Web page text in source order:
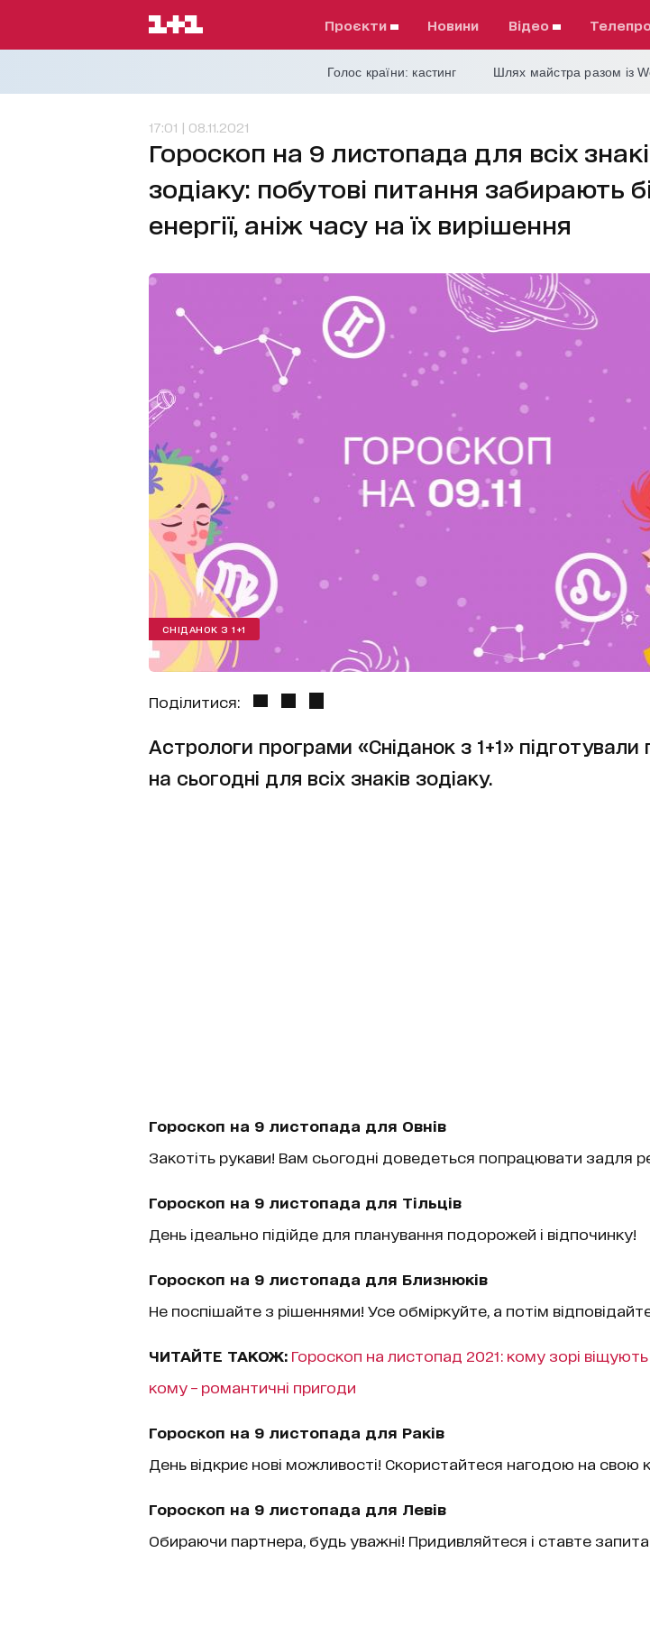
проєкти Новини відео
Голос країни: кастинг Шлях майстра разом із
17:01 | 08.11.2021
Гороскоп на 9 листопада для всіх
зодіаку: побутові питання забирають
енергії, аніж часу на їх вирішення
СНІДАНОК З 1+1
Поділитися:
Астрологи програми «Сніданок з 1+1» підготували
на сьогодні для всіх знаків зодіаку.
Гороскоп на 9 листопада для Овнів
Закотіть рукави! Вам сьогодні доведеться попрацювати задля
Гороскоп на 9 листопада для Тільців
День ідеально підійде для планування подорожей і відпочинку!
Гороскоп на 9 листопада для Близнюків
Не поспішайте з рішеннями! Усе обміркуйте, а потім
ЧИТАЙТЕ ТАКОЖ: Гороскоп на листопад 2021: кому зорі
кому – романтичні пригоди
Гороскоп на 9 листопада для Раків
День відкриє нові можливості! Скористайтеся нагодою на свою
Гороскоп на 9 листопада для Левів
Обираючи партнера, будь уважні! Придивляйтеся і ставте